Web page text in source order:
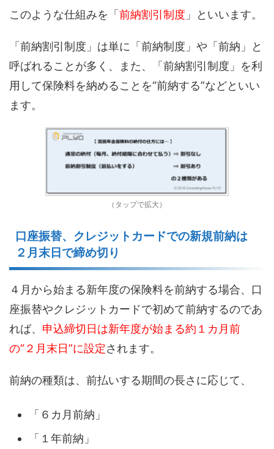
このような仕組みを「 前納割引制度 」といいます。
「前納割引制度」は単に「前納制度」や「前納」と
呼ばれることが多く、また、「前納割引制度」を利
用して保険料を納めることを“前納する”などといい
ます。
（タップで拡大）
口座振替、クレジットカードでの新規前納は
２月末日 で締め切り
４月から始まる新年度の保険料を前納する場合、口
座振替やクレジットカードで初めて前納するのであ
れば、 申込締切日は新年度が始まる約 １ カ 月前
の“２ 月末日”に設定されます。
前納の種類は、前払いする期間の長さに応じて、
「６ カ 月前納」
「１年前納」